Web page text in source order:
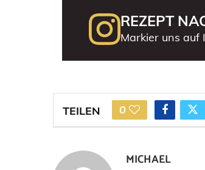
REZEPT
Markier uns auf
TEILEN 0
MICHAEL